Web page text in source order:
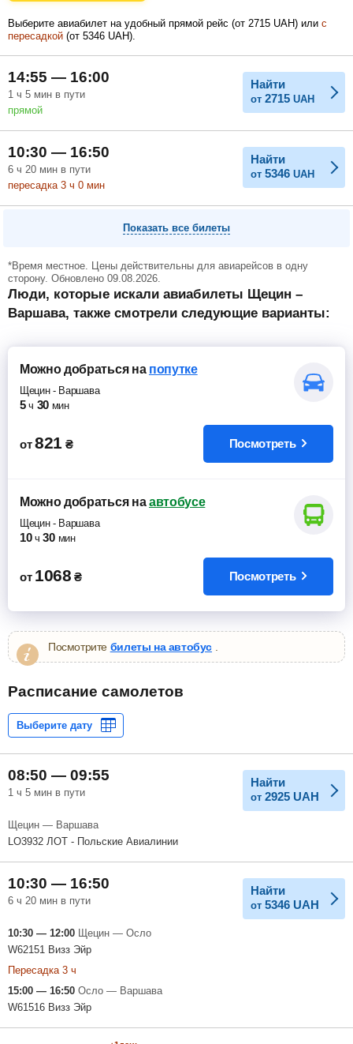
Выберите авиабилет на удобный прямой рейс (от 2715 UAH) или с
пересадкой (от 5346 UAH).
14:55 — 16:00
1 ч 5 мин в пути
прямой
Найти
от 2715 UAH
10:30 — 16:50
6 ч 20 мин в пути
пересадка 3 ч 0 мин
Найти
от 5346 UAH
Показать все билеты
*Время местное. Цены действительны для авиарейсов в одну
сторону. Обновлено 09.08.2026.
Люди, которые искали авиабилеты Щецин –
Варшава, также смотрели следующие варианты:
Можно добратьсяна попутке
Щецин- Варшава
5 ч 30 мин
от 821 ₴ Посмотреть
Можно добратьсяна автобусе
Щецин- Варшава
10 ч 30 мин
от 1068 ₴ Посмотреть
Посмотрите билеты на автобус
Расписание самолетов
08:50 — 09:55
1 ч 5 мин в пути
Найти
от 2925 UAH
Щецин — Варшава
LO3932 ЛОТ - Польские Авиалинии
10:30 — 16:50
6 ч 20 мин в пути
Найти
от 5346 UAH
10:30 — 12:00 Щецин — Осло
W62151 Визз Эйр
Пересадка 3 ч
15:00 — 16:50 Осло — Варшава
W61516 Визз Эйр